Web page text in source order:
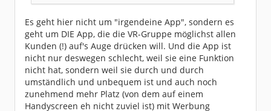
Es geht hier nicht um "irgendeine App", sondern es
geht um DIE App, die die VR-Gruppe möglichst allen
Kunden (!) auf's Auge drücken will. Und die App ist
nicht nur deswegen schlecht, weil sie eine Funktion
nicht hat, sondern weil sie durch und durch
umständlich und unbequem ist und auch noch
zunehmend mehr Platz (von dem auf einem
Handyscreen eh nicht zuviel ist) mit Werbung